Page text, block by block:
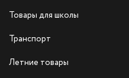
Товары для школы
Транспорт
Летние товары